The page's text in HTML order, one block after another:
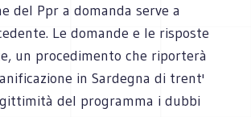
del Ppr a domanda serve a
Le domande e le risposte
un procedimento che riporterà
in Sardegna di trent'
del programma i dubbi